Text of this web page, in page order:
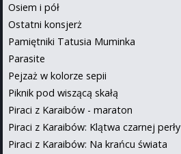
Osiem i pół
Ostatni konsjerż
Pamiętniki Tatusia Muminka
Parasite
Pejzaż w kolorze sepii
Piknik pod wiszącą skałą
Piraci z Karaibów - maraton
Piraci z Karaibów: Klątwa czarnej perły
Piraci z Karaibów: Na krańcu świata